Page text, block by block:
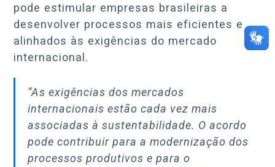
pode estimular empresas brasileiras a
desenvolver processos mais eficientes e
alinhados às exigências do mercado
internacional.
“As exigências dos mercados
internacionais estão cada vez mais
associadas à sustentabilidade. O acordo
pode contribuir para a modernização dos
processos produtivos e para o